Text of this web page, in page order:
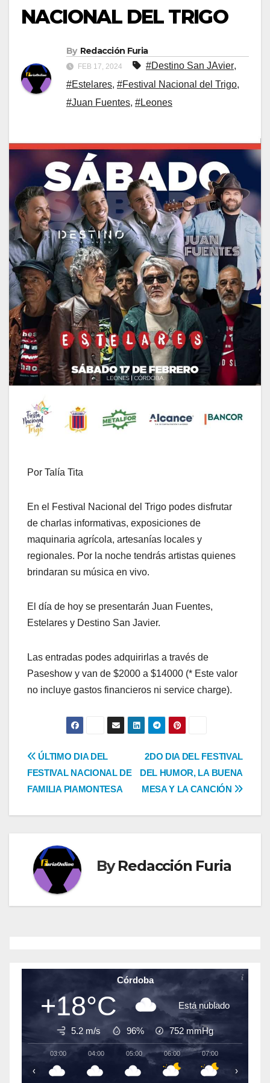
NACIONAL DEL TRIGO
By Redacción Furia
FEB 17, 2024 #Destino San JAvier,
#Estelares, #Festival Nacional del Trigo,
#Juan Fuentes, #Leones
Por Talía Tita
En el Festival Nacional del Trigo podes disfrutar
de charlas informativas, exposiciones de
maquinaria agrícola, artesanías locales y
regionales. Por la noche tendrás artistas quienes
brindaran su música en vivo.
El día de hoy se presentarán Juan Fuentes,
Estelares y Destino San Javier.
Las entradas podes adquirirlas a través de
Paseshow y van de $2000 a $14000 (* Este valor
no incluye gastos financieros ni service charge).
Navegación
de
entradas
2DO DIA DEL FESTIVAL
DEL HUMOR, LA BUENA
MESA Y LA CANCIÓN
ÚLTIMO DIA DEL
FESTIVAL NACIONAL DE
FAMILIA PIAMONTESA
ByRedacción Furia
Córdoba
+18°C Está nublado
5.2 m/s 96% 752 mmHg
03:00 04:00 05:00 06:00 07:00
‹ ›